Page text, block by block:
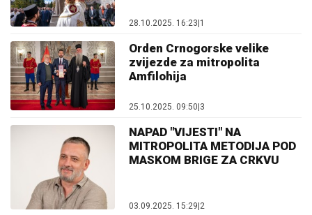
28.10.2025. 16:23|1
Orden Crnogorske velike
zvijezde za mitropolita
Amfilohija
25.10.2025. 09:50 3
NAPAD "VIJESTI" NA
MITROPOLITA METODIJA POD
MASKOM BRIGE ZA CRKVU
03.09.2025. 15:29 2